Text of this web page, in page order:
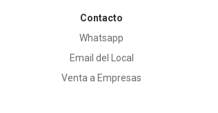
Contacto
Whatsapp
Email del Local
Venta a Empresas